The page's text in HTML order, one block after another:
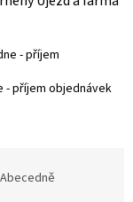
- příjem
příjem objednávek
Abecedně